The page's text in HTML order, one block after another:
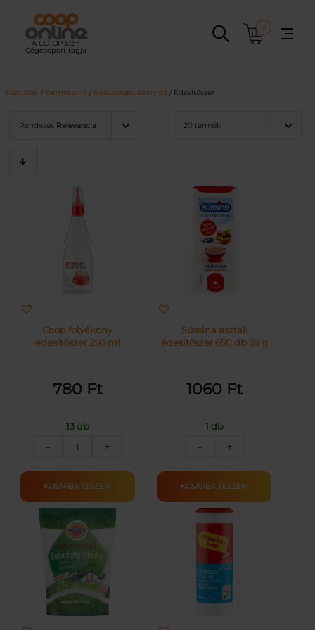
tartalomhoz
0
Kezdőlap / Termékeink / Egészséges életmód / Édesítőszer
Rendezés Relevancia 20 termék
Coop folyékony
édesítőszer 250 ml
780 Ft
13 db
–
COOP
FOLYÉKONY
250ML
+
KOSÁRBA TESZEM
Süssina asztali
édesítőszer 650 db 39 g
1060 Ft
1 db
–
650
SZEM
mennyiség
+
KOSÁRBA TESZEM